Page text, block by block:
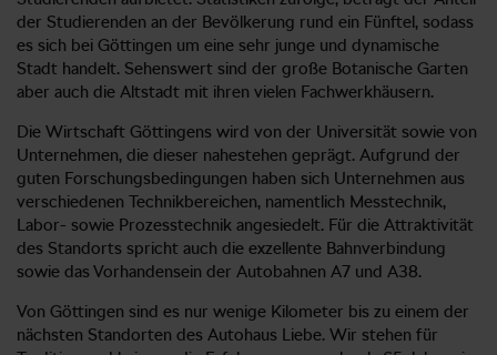
der Studierenden an der Bevölkerung rund ein Fünftel, sodass
es sich bei Göttingen um eine sehr junge und dynamische
Stadt handelt. Sehenswert sind der große Botanische Garten
aber auch die Altstadt mit ihren vielen Fachwerkhäusern.
Die Wirtschaft Göttingens wird von der Universität sowie von
Unternehmen, die dieser nahestehen geprägt. Aufgrund der
guten Forschungsbedingungen haben sich Unternehmen aus
verschiedenen Technikbereichen, namentlich Messtechnik,
Labor- sowie Prozesstechnik angesiedelt. Für die Attraktivität
des Standorts spricht auch die exzellente Bahnverbindung
sowie das Vorhandensein der Autobahnen A7 und A38.
Von Göttingen sind es nur wenige Kilometer bis zu einem der
nächsten Standorten des Autohaus Liebe. Wir stehen für